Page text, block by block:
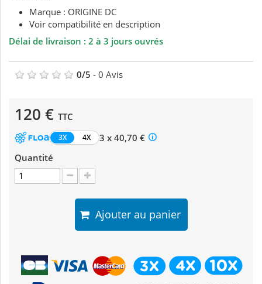
Marque : ORIGINE DC
Voir compatibilité en description
Délai de livraison : 2 à 3 jours ouvrés
0/5 - 0 Avis
120 € TTC
3X 4X
3 x 40,70 €
Quantité
Ajouter au panier